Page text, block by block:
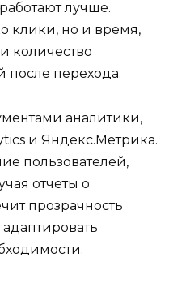
лучше.
клики, но и время,
количество
перехода.
аналитики,
и Яндекс.Метрика.
пользователей,
отчеты о
прозрачность
адаптировать